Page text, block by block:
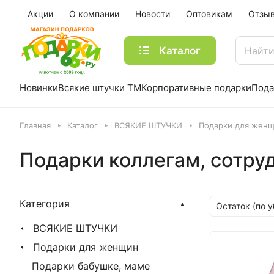
Акции О компании Новости Оптовикам
Каталог
НовинкиВсякие штучки ТМКорпоративные подарки
Главная Каталог ВСЯКИЕ ШТУЧКИ Подарки для
Подарки коллегам,
Остаток (по
Категория
ВСЯКИЕ ШТУЧКИ
Подарки для женщин
Подарки бабушке, маме